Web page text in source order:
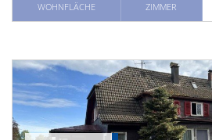
WOHNFLÄCHE
ZIMMER